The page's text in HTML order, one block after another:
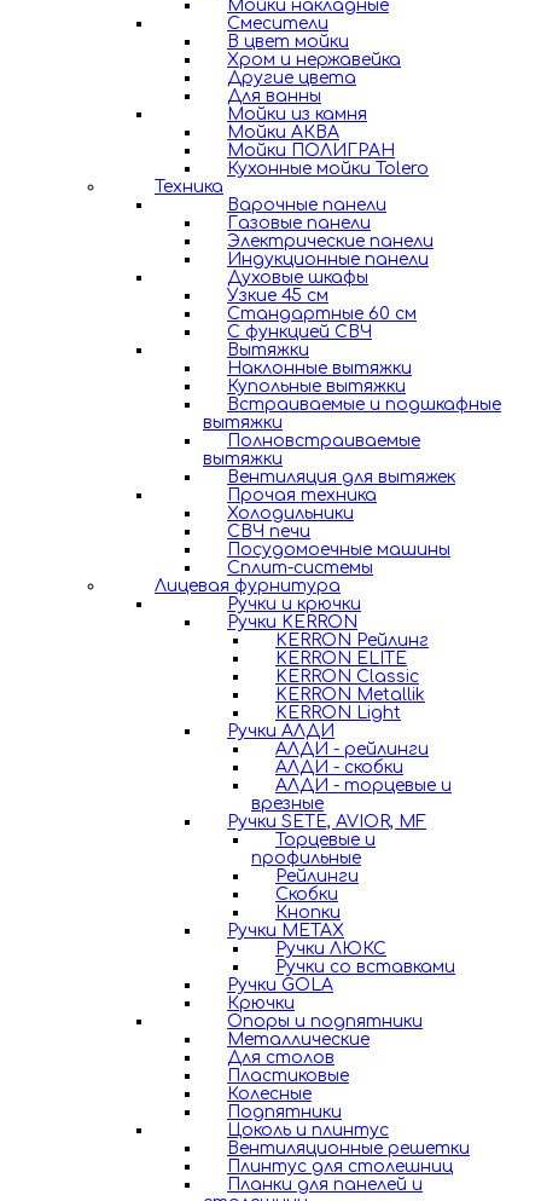
Мойки накладные
Смесители
В цвет мойки
Хром и нержавейка
Другие цвета
Для ванны
Мойки из камня
Мойки АКВА
Мойки ПОЛИГРАН
Кухонные мойки Tolero
Техника
Варочные панели
Газовые панели
Электрические панели
Индукционные панели
Духовые шкафы
Узкие 45 см
Стандартные 60 см
С функцией СВЧ
Вытяжки
Наклонные вытяжки
Купольные вытяжки
Встраиваемые и подшкафные
вытяжки
Полновстраиваемые
вытяжки
Вентиляция для вытяжек
Прочая техника
Холодильники
СВЧ печи
Посудомоечные машины
Сплит-системы
Лицевая фурнитура
Ручки и крючки
Ручки KERRON
KERRON Рейлинг
KERRON ELITE
KERRON Classic
KERRON Metallik
KERRON Light
Ручки АЛДИ
АЛДИ - рейлинги
АЛДИ - скобки
АЛДИ - торцевые и
врезные
Ручки SETE, AVIOR, MF
Торцевые и
профильные
Рейлинги
Скобки
Кнопки
Ручки METAX
Ручки ЛЮКС
Ручки со вставками
Ручки GOLA
Крючки
Опоры и подпятники
Металлические
Для столов
Пластиковые
Колесные
Подпятники
Цоколь и плинтус
Вентиляционные решетки
Плинтус для столешниц
Планки для панелей и